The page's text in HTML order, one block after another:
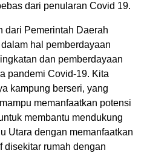
dari penularan Covid 19.
dari Pemerintah Daerah
hal pemberdayaan
dan pemberdayaan
pandemi Covid-19. Kita
kampung berseri, yang
memanfaatkan potensi
membantu mendukung
Utara dengan memanfaatkan
disekitar rumah dengan